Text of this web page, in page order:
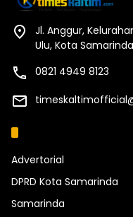
Jl. Anggur,
Ulu, Kota
0821 4949 8123
Advertorial
DPRD Kota Samarinda
Samarinda